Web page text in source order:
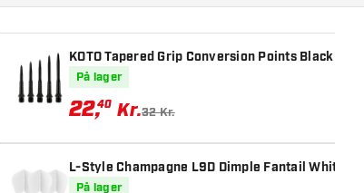
KOTO Tapered Grip Conversion Points Black
På lager
22,40 Kr.32 Kr.
L-Style Champagne L9D Dimple Fantail White -
På lager